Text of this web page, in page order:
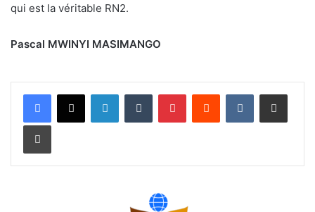
qui est la véritable RN2.
Pascal MWINYI MASIMANGO